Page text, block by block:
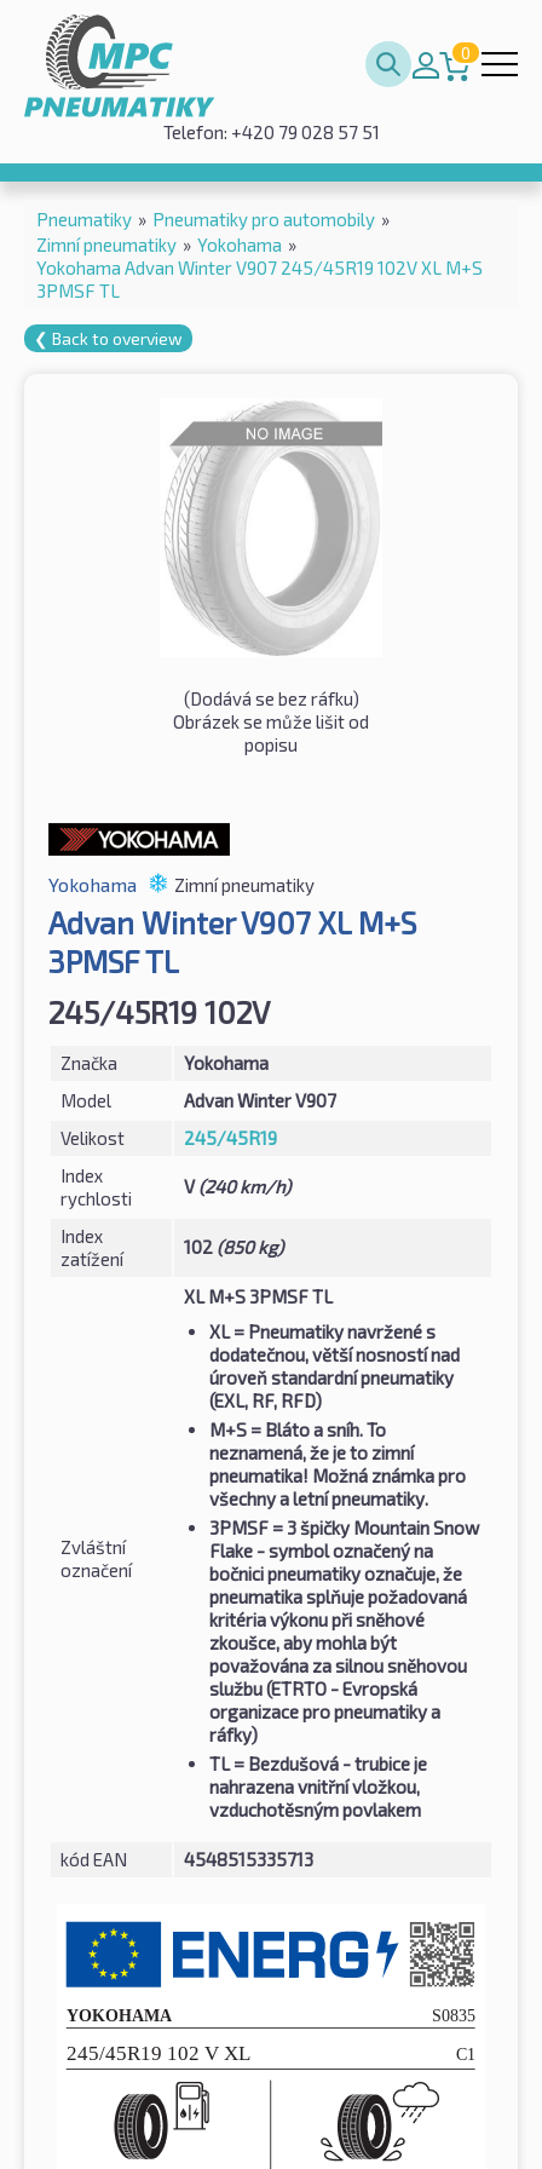
0
Telefon: +420 79 028 57 51
Pneumatiky » Pneumatiky pro automobily »
Zimní pneumatiky » Yokohama »
Yokohama Advan Winter V907 245/45R19 102V XL M+S
3PMSF TL
❮ Back to overview
(Dodává se bez ráfku)
Obrázek se může lišit od
popisu
Yokohama Zimní pneumatiky
Advan Winter V907 XL M+S
3PMSF TL
245/45R19 102V
Značka
Yokohama
Model
Advan Winter V907
Velikost
245/45R19
Index
rychlosti
V(240 km/h)
Index
zatížení
102 (850 kg)
Zvláštní
označení
XL M+S 3PMSF TL
XL= Pneumatiky navržené s
dodatečnou, větší nosností nad
úroveň standardní pneumatiky
(EXL, RF, RFD)
M+S = Bláto a sníh. To
neznamená, že je to zimní
pneumatika! Možná známka pro
všechny a letní pneumatiky.
3PMSF = 3 špičky Mountain Snow
Flake - symbol označený na
bočnici pneumatiky označuje, že
pneumatika splňuje požadovaná
kritéria výkonu při sněhové
zkoušce, aby mohla být
považována za silnou sněhovou
službu (ETRTO - Evropská
organizace pro pneumatiky a
ráfky)
TL= Bezdušová - trubice je
nahrazena vnitřní vložkou,
vzduchotěsným povlakem
kód EAN 4548515335713